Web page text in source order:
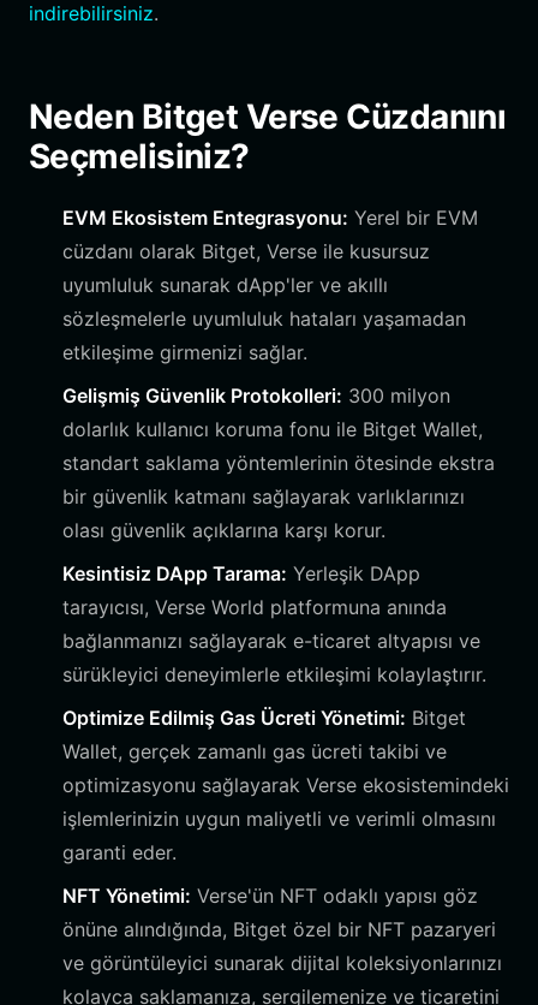
indirebilirsiniz.
Neden Bitget Verse Cüzdanını
Seçmelisiniz?
EVM Ekosistem Entegrasyonu: Yerel bir EVM
cüzdanı olarak Bitget, Verse ile kusursuz
uyumluluk sunarak dApp'ler ve akıllı
sözleşmelerle uyumluluk hataları yaşamadan
etkileşime girmenizi sağlar.
Gelişmiş Güvenlik Protokolleri: 300 milyon
dolarlık kullanıcı koruma fonu ile Bitget Wallet,
standart saklama yöntemlerinin ötesinde ekstra
bir güvenlik katmanı sağlayarak varlıklarınızı
olası güvenlik açıklarına karşı korur.
Kesintisiz DApp Tarama: Yerleşik DApp
tarayıcısı, Verse World platformuna anında
bağlanmanızı sağlayarak e-ticaret altyapısı ve
sürükleyici deneyimlerle etkileşimi kolaylaştırır.
Optimize Edilmiş Gas Ücreti Yönetimi: Bitget
Wallet, gerçek zamanlı gas ücreti takibi ve
optimizasyonu sağlayarak Verse ekosistemindeki
işlemlerinizin uygun maliyetli ve verimli olmasını
garanti eder.
NFT Yönetimi: Verse'ün NFT odaklı yapısı göz
önüne alındığında, Bitget özel bir NFT pazaryeri
ve görüntüleyici sunarak dijital koleksiyonlarınızı
kolayca saklamanıza, sergilemenize ve ticaretini